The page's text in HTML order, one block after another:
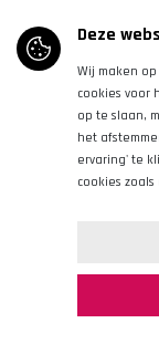
Deze
Wij maken
cookies voor
op te slaan,
het
ervaring' te
cookies